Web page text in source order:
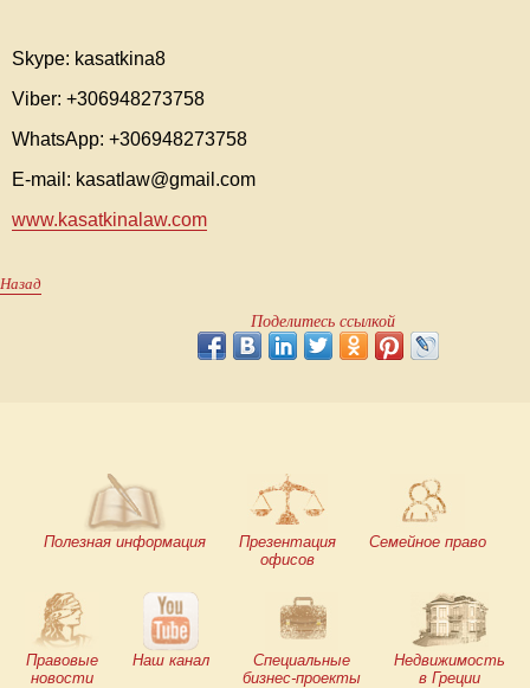
Skype: kasatkina8
Viber: +306948273758
WhatsApp: +306948273758
E-mail: kasatlaw@gmail.com
www.kasatkinalaw.com
Назад
Поделитесь ссылкой
Полезная информация
Презентация
офисов
Семейное право
Правовые
новости
Наш канал
Специальные
бизнес-проекты
Недвижимость
в Греции